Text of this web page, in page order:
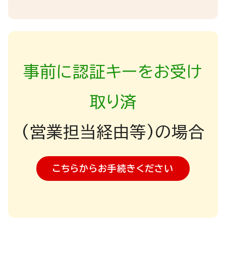
事前に認証キーをお受け
取り済
(営業担当経由等)の場合
こちらからお手続きください